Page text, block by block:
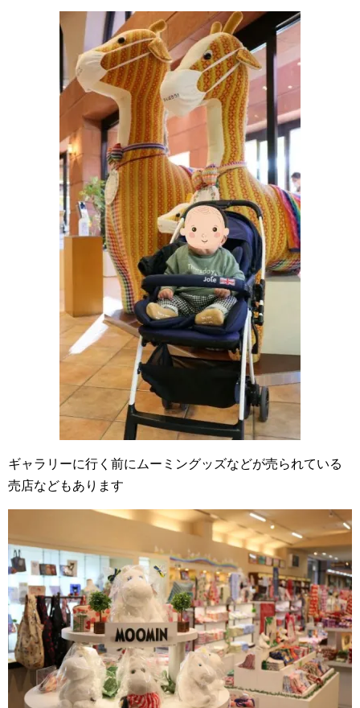
ギャラリーに行く前にムーミングッズなどが売られている
売店などもあります